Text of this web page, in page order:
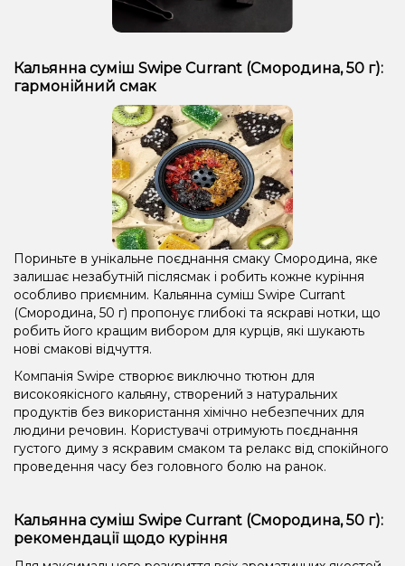
Кальянна суміш Swipe Currant (Смородина, 50 г):
гармонійний смак
Пориньте в унікальне поєднання смаку Смородина, яке
залишає незабутній післясмак і робить кожне куріння
особливо приємним. Кальянна суміш Swipe Currant
(Смородина, 50 г) пропонує глибокі та яскраві нотки, що
робить його кращим вибором для курців, які шукають
нові смакові відчуття.
Компанія Swipe створює виключно тютюн для
високоякісного кальяну, створений з натуральних
продуктів без використання хімічно небезпечних для
людини речовин. Користувачі отримують поєднання
густого диму з яскравим смаком та релакс від спокійного
проведення часу без головного болю на ранок.
Кальянна суміш Swipe Currant (Смородина, 50 г):
рекомендації щодо куріння